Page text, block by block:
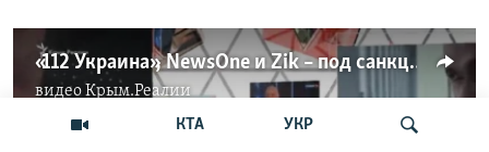
КТА УКР
«112 Украина», NewsOne и Zik – под санкциями. Какие фейки распространяли заблокированные телеканалы | StopFake News (видео)
видеоКрым.Реалии